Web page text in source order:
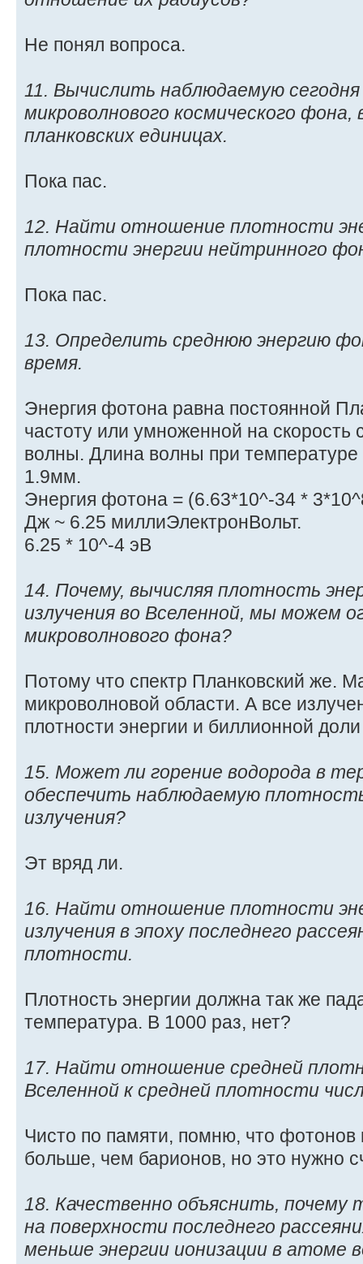
Не понял вопроса.
11. Вычислить наблюдаемую
микроволнового космического фона,
планковских единицах.
Пока пас.
12. Найти отношение плотности
плотности энергии нейтринного
Пока пас.
13. Определить среднюю энергию
время.
Энергия фотона равна постоянной
частоту или умноженной на скорость
волны. Длина волны при
1.9мм.
Энергия фотона = (6.63*10^-34 *
Дж ~ 6.25 миллиЭлектронВольт.
6.25 * 10^-4 эВ
14. Почему, вычисляя плотность
излучения во Вселенной, мы можем
микроволнового фона?
Потому что спектр Планковский же.
микроволновой области. А все
плотности энергии и биллионной
15. Может ли горение водорода в
обеспечить наблюдаемую
излучения?
Эт вряд ли.
16. Найти отношение плотности
излучения в эпоху последнего
плотности.
Плотность энергии должна так же
температура. В 1000 раз, нет?
17. Найти отношение средней
Вселенной к средней плотности
Чисто по памяти, помню, что фотонов
больше, чем барионов, но это нужно
18. Качественно объяснить,
на поверхности последнего
меньше энергии ионизации в атоме